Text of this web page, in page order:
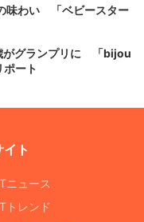
味わい 「ベビースター
がグランプリに 「bijou
ート
イト
ニュース
トレンド